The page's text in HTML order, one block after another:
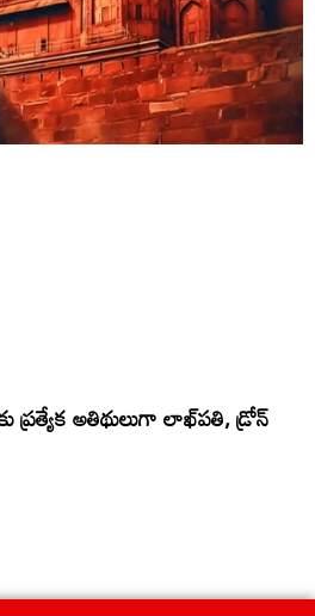
ప్రత్యేక అతిథులుగా లాఖ్‌పతి, డ్రోన్‌